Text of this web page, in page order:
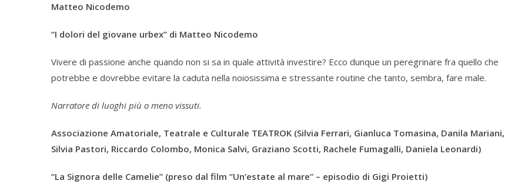
Matteo Nicodemo
“I dolori del giovane urbex” di Matteo Nicodemo
Vivere di passione anche quando non si sa in quale attività investire? Ecco dunque un peregrinare fra quello che
potrebbe e dovrebbe evitare la caduta nella noiosissima e stressante routine che tanto, sembra, fare male.
Narratore di luoghi più o meno vissuti.
Associazione Amatoriale, Teatrale e Culturale TEATROK (Silvia Ferrari, Gianluca Tomasina, Danila Mariani,
Silvia Pastori, Riccardo Colombo, Monica Salvi, Graziano Scotti, Rachele Fumagalli, Daniela Leonardi)
“La Signora delle Camelie” (preso dal film “Un’estate al mare” – episodio di Gigi Proietti)